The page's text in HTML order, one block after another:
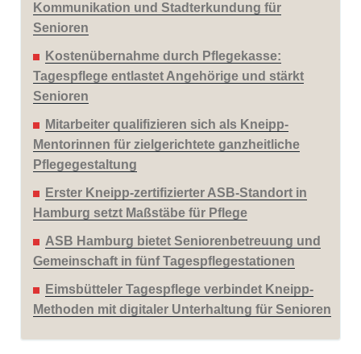
Kommunikation und Stadterkundung für
Senioren
Kostenübernahme durch Pflegekasse:
Tagespflege entlastet Angehörige und stärkt
Senioren
Mitarbeiter qualifizieren sich als Kneipp-
Mentorinnen für zielgerichtete ganzheitliche
Pflegegestaltung
Erster Kneipp-zertifizierter ASB-Standort in
Hamburg setzt Maßstäbe für Pflege
ASB Hamburg bietet Seniorenbetreuung und
Gemeinschaft in fünf Tagespflegestationen
Eimsbütteler Tagespflege verbindet Kneipp-
Methoden mit digitaler Unterhaltung für Senioren